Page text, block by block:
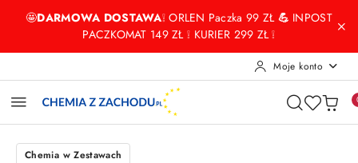
Przejdź do treści głównej
Przejdź do wyszukiwarki
Przejdź do moje konto
Przejdź do menu głównego
Przejdź do opisu produktu
Przejdź do stopki
🤩DARMOWA DOSTAWA❕ ORLEN Paczka 99 ZŁ💪 INPOST
PACZKOMAT 149 ZŁ ❕ KURIER 299 ZŁ ❕
Moje konto
Chemia w Zestawach